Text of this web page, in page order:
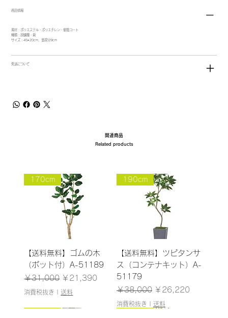
商品情報
素材：ポリエステル・ポリエチレン・樹脂コート
種類：胡蝶蘭・菊
サイズ：45×20cm、茎部分9cm
発送について
関連商品
Related products
170cm
【送料無料】ゴムの木
（ポット付）A-51189
通常価格
￥31,000 セール価格
￥21,390
消費税抜き 送料
190cm
【送料無料】ツピタンサ
ス（コンテナキット）A-
51179
通常価格
￥38,000 セール価格
￥26,220
消費税抜き 送料